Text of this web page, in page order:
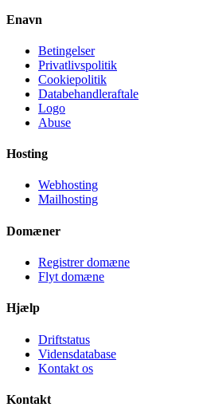
Enavn
Betingelser
Privatlivspolitik
Cookiepolitik
Databehandleraftale
Logo
Abuse
Hosting
Webhosting
Mailhosting
Domæner
Registrer domæne
Flyt domæne
Hjælp
Driftstatus
Vidensdatabase
Kontakt os
Kontakt